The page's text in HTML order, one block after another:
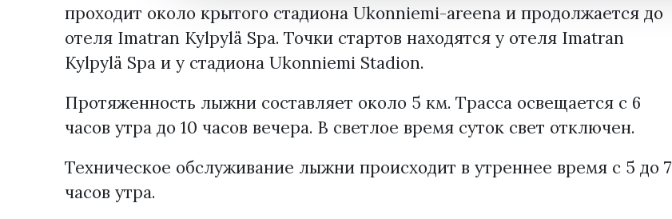
проходит около крытого стадиона Ukonniemi-areena и продолжается до
отеля Imatran Kylpylä Spa. Точки стартов находятся у отеля Imatran
Kylpylä Spa и у стадиона Ukonniemi Stadion.
Протяженность лыжни составляет около 5 км. Трасса освещается с 6
часов утра до 10 часов вечера. В светлое время суток свет отключен.
Техническое обслуживание лыжни происходит в утреннее время с 5 до 7
часов утра.